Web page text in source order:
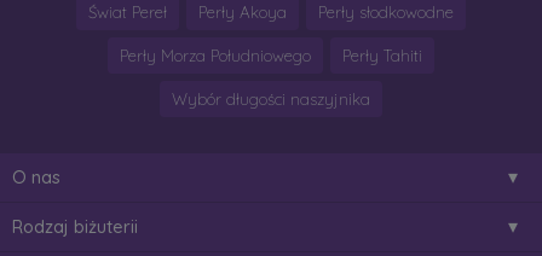
Świat Pereł Perły Akoya Perły słodkowodne
Perły Morza Południowego Perły Tahiti
Wybór długości naszyjnika
O nas
Rodzaj biżuterii